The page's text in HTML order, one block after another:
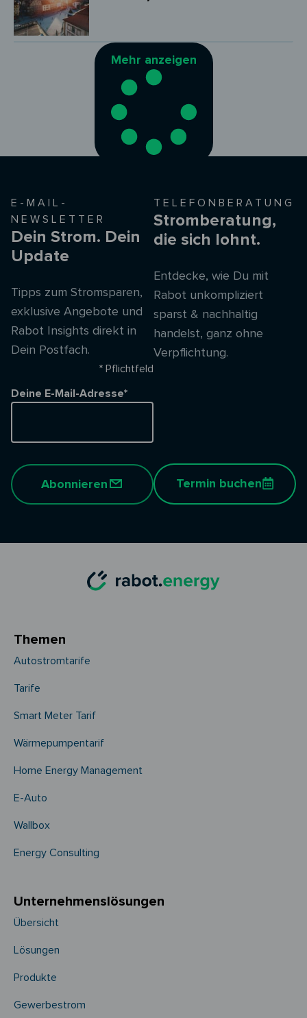
Mehr anzeigen
E-MAIL-
NEWSLETTER
Dein Strom. Dein
Update
Tipps zum Stromsparen,
exklusive Angebote und
Rabot Insights direkt in
Dein Postfach.
* Pflichtfeld
Deine E-Mail-Adresse*
Abonnieren
TELEFONBERATUNG
Stromberatung,
die sich lohnt.
Entdecke, wie Du mit
Rabot unkompliziert
sparst & nachhaltig
handelst, ganz ohne
Verpflichtung.
Termin buchen
Themen
Autostromtarife
Tarife
Smart Meter Tarif
Wärmepumpentarif
Home Energy Management
E-Auto
Wallbox
Energy Consulting
Unternehmens­­lösungen
Übersicht
Lösungen
Produkte
Gewerbestrom